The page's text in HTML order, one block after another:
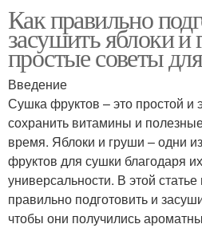
Как правильно
засушить яблоки
простые советы
Введение
Сушка фруктов – это простой
сохранить витамины и
время. Яблоки и груши – одни
фруктов для сушки благодаря
универсальности. В этой
правильно подготовить и
чтобы они получились